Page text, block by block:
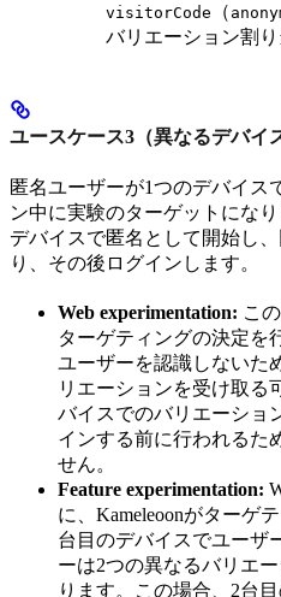
visitorCode （
バリエーション割り
ユースケース3（異なるデバイ
匿名ユーザーが1つのデバイス
ン中に実験のターゲットにな
デバイスで匿名として開始し
り、その後ログインします。
Web experimentation: こ
ターゲティングの決定を
ユーザーを認識しないた
リエーションを受け取る
バイスでのバリエーショ
インする前に行われるた
せん。
Feature experimentation:
に、Kameleoonがターゲ
台目のデバイスでユーザ
ーは2つの異なるバリエ
ります。この場合、2台